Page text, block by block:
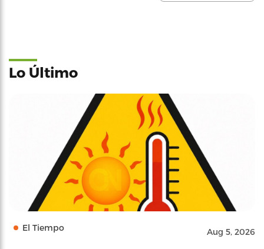
Lo Último
El Tiempo Aug 5, 2026